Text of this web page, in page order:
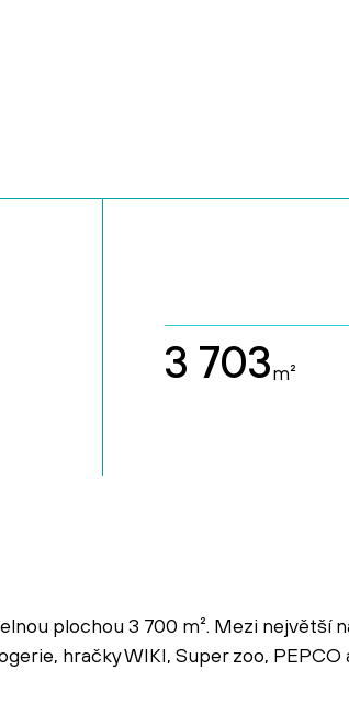
3 703m²
plochou 3 700 m². Mezi největší
hračky WIKI, Super zoo, PEPCO